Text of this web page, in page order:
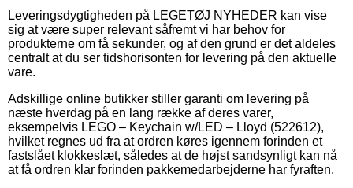
Leveringsdygtigheden på LEGETØJ NYHEDER kan vise
sig at være super relevant såfremt vi har behov for
produkterne om få sekunder, og af den grund er det aldeles
centralt at du ser tidshorisonten for levering på den aktuelle
vare.
Adskillige online butikker stiller garanti om levering på
næste hverdag på en lang række af deres varer,
eksempelvis LEGO – Keychain w/LED – Lloyd (522612),
hvilket regnes ud fra at ordren køres igennem forinden et
fastslået klokkeslæt, således at de højst sandsynligt kan nå
at få ordren klar forinden pakkemedarbejderne har fyraften.